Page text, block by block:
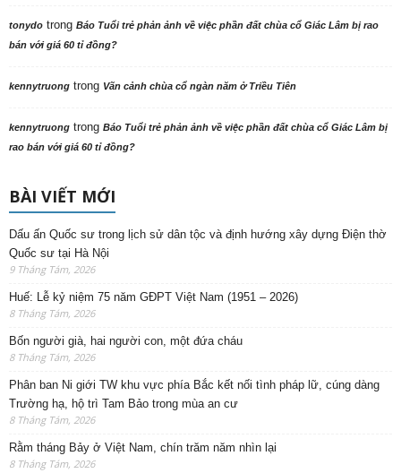
tonydo trong Báo Tuổi trẻ phản ảnh về việc phần đất chùa cổ Giác Lâm bị rao
bán với giá 60 tỉ đồng?
kennytruong trong Vãn cảnh chùa cổ ngàn năm ở Triều Tiên
kennytruong trong Báo Tuổi trẻ phản ảnh về việc phần đất chùa cổ Giác Lâm bị
rao bán với giá 60 tỉ đồng?
BÀI VIẾT MỚI
Dấu ấn Quốc sư trong lịch sử dân tộc và định hướng xây dựng Điện thờ
Quốc sư tại Hà Nội
9 Tháng Tám, 2026
Huế: Lễ kỷ niệm 75 năm GĐPT Việt Nam (1951 – 2026)
8 Tháng Tám, 2026
Bốn người già, hai người con, một đứa cháu
8 Tháng Tám, 2026
Phân ban Ni giới TW khu vực phía Bắc kết nối tình pháp lữ, cúng dàng
Trường hạ, hộ trì Tam Bảo trong mùa an cư
8 Tháng Tám, 2026
Rằm tháng Bảy ở Việt Nam, chín trăm năm nhìn lại
8 Tháng Tám, 2026